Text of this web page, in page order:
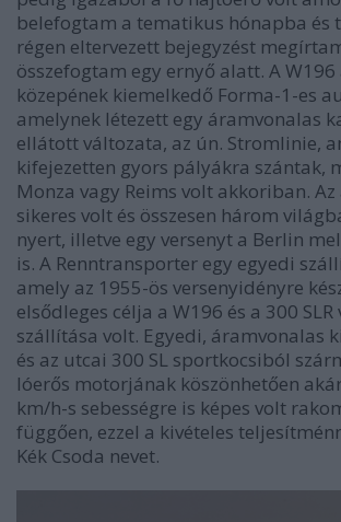
belefogtam a tematikus hónapba és
régen eltervezett bejegyzést
összefogtam egy ernyő alatt. A W196
közepének kiemelkedő Forma-1-es
amelynek létezett egy áramvonalas
ellátott változata, az ún. Stromlinie,
kifejezetten gyors pályákra szántak,
Monza vagy Reims volt akkoriban.
sikeres volt és összesen három
nyert, illetve egy versenyt a Berlin
is. A Renntransporter egy egyedi
amely az 1955-ös versenyidényre
elsődleges célja a W196 és a 300
szállítása volt. Egyedi, áramvonalas
és az utcai 300 SL sportkocsiból
lóerős motorjának köszönhetően
km/h-s sebességre is képes volt
függően, ezzel a kivételes
Kék Csoda nevet.